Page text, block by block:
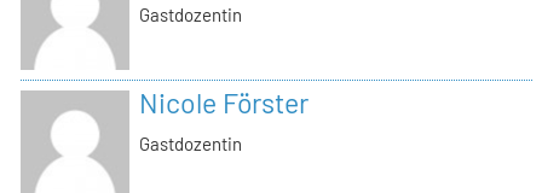
Gastdozentin
Nicole Förster
Gastdozentin